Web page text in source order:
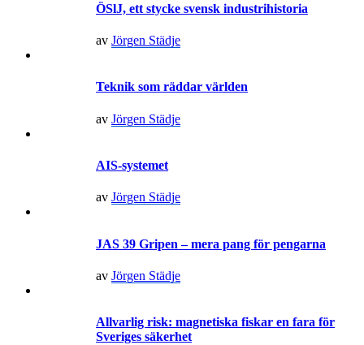
ÖSlJ, ett stycke svensk industrihistoria
av Jörgen Städje
Teknik som räddar världen
av Jörgen Städje
AIS-systemet
av Jörgen Städje
JAS 39 Gripen – mera pang för pengarna
av Jörgen Städje
Allvarlig risk: magnetiska fiskar en fara för
Sveriges säkerhet